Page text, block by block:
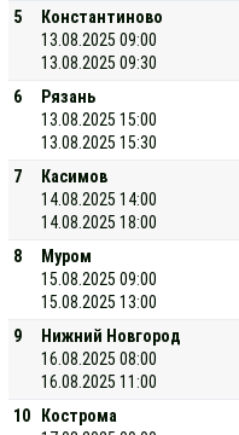
5
Константиново
13.08.2025 09:00
13.08.2025 09:30
6
Рязань
13.08.2025 15:00
13.08.2025 15:30
7
Касимов
14.08.2025 14:00
14.08.2025 18:00
8
Муром
15.08.2025 09:00
15.08.2025 13:00
9
Нижний Новгород
16.08.2025 08:00
16.08.2025 11:00
10
Кострома